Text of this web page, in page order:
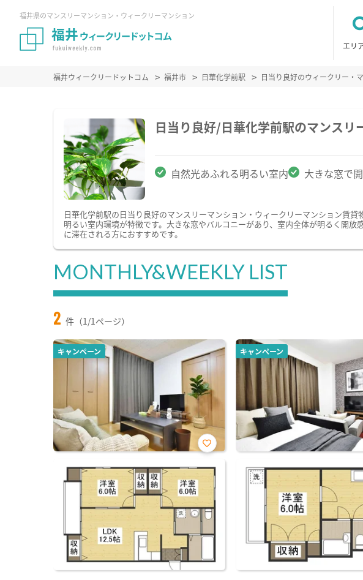
福井県のマンスリーマンション・ウィークリーマンション
エリ
福井ウィークリードットコム 福井市 日華化学前駅 日当り良好のウィークリー・
日当り良好/日華化学前駅のマンス
自然光あふれる明るい室内 大きな窓で
日華化学前駅の日当り良好のマンスリーマンション・ウィークリーマンション賃
明るい室内環境が特徴です。大きな窓やバルコニーがあり、室内全体が明るく開
に滞在される方におすすめです。
MONTHLY&WEEKLY LIST
2 件（1/1ページ）
キャンペーン
お気
に入
り登
録
キャンペーン